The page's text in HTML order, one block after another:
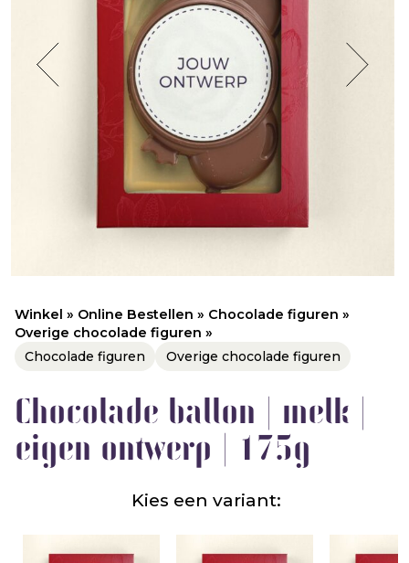
Winkel » Online Bestellen » Chocolade figuren »
Overige chocolade figuren »
Chocolade figuren
Overige chocolade figuren
Chocolade ballon | melk |
eigen ontwerp | 175g
Kies een variant: